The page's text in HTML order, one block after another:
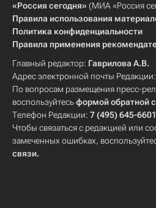
«Россия сегодня» (МИА «Россия
Правила использования
Политика конфиденциальности
Правила применения
Главный редактор: Гаврилова А.В.
Адрес электронной почты Редакции:
По вопросам размещения пресс-
воспользуйтесьформой обратной
Телефон Редакции: 7 (495) 645-6601
Чтобы связаться с редакцией или
замеченных ошибках,
связи.